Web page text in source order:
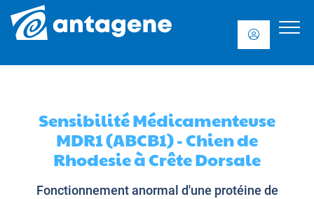
Sensibilité Médicamenteuse
MDR1 (ABCB1) - Chien de
Rhodesie à Crête Dorsale
Fonctionnement anormal d'une protéine de